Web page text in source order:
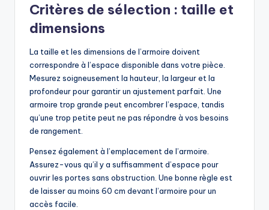
Critères de sélection : taille et
dimensions
La taille et les dimensions de l’armoire doivent
correspondre à l’espace disponible dans votre pièce.
Mesurez soigneusement la hauteur, la largeur et la
profondeur pour garantir un ajustement parfait. Une
armoire trop grande peut encombrer l’espace, tandis
qu’une trop petite peut ne pas répondre à vos besoins
de rangement.
Pensez également à l’emplacement de l’armoire.
Assurez-vous qu’il y a suffisamment d’espace pour
ouvrir les portes sans obstruction. Une bonne règle est
de laisser au moins 60 cm devant l’armoire pour un
accès facile.